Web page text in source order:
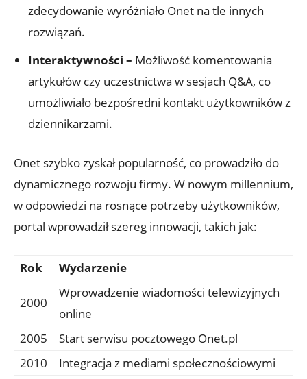
zdecydowanie wyróżniało Onet na tle innych
rozwiązań.
Interaktywności – Możliwość komentowania
artykułów czy uczestnictwa w sesjach Q&A, co
umożliwiało bezpośredni kontakt użytkowników z
dziennikarzami.
Onet szybko zyskał popularność, co prowadziło do
dynamicznego rozwoju firmy. W nowym millennium,
w odpowiedzi na rosnące potrzeby użytkowników,
portal wprowadził szereg innowacji, takich jak:
Rok Wydarzenie
2000
Wprowadzenie wiadomości telewizyjnych
online
2005
Start serwisu pocztowego Onet.pl
2010
Integracja z mediami społecznościowymi